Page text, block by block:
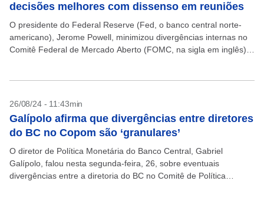
decisões melhores com dissenso em reuniões
O presidente do Federal Reserve (Fed, o banco central norte-
americano), Jerome Powell, minimizou divergências internas no
Comitê Federal de Mercado Aberto (FOMC, na sigla em inglês) e
26/08/24 - 11:43min
Galípolo afirma que divergências entre diretores
do BC no Copom são ‘granulares’
O diretor de Política Monetária do Banco Central, Gabriel
Galípolo, falou nesta segunda-feira, 26, sobre eventuais
divergências entre a diretoria do BC no Comitê de Política